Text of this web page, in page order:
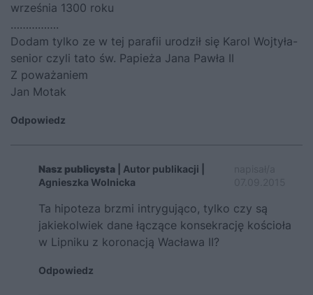
września 1300 roku
…………….
Dodam tylko ze w tej parafii urodził się Karol Wojtyła-
senior czyli tato św. Papieża Jana Pawła II
Z poważaniem
Jan Motak
Odpowiedz
Nasz publicysta | Autor publikacji |
Agnieszka Wolnicka
Ta hipoteza brzmi intrygująco, tylko czy są
jakiekolwiek dane łączące konsekrację kościoła
w Lipniku z koronacją Wacława II?
Odpowiedz